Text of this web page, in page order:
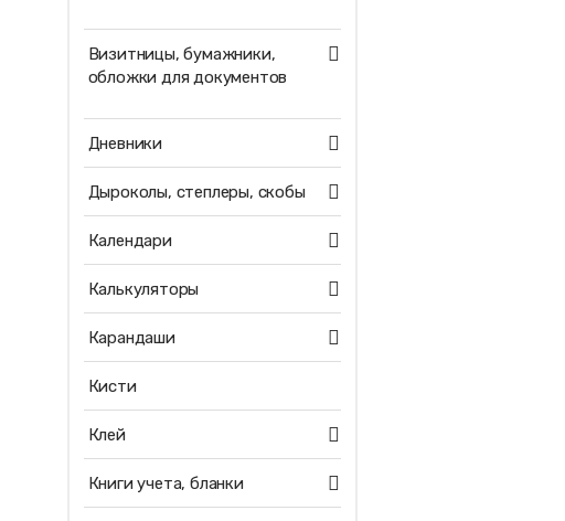
Визитницы, бумажники,
обложки для документов
Дневники
Дыроколы, степлеры, скобы
Календари
Калькуляторы
Карандаши
Кисти
Клей
Книги учета, бланки